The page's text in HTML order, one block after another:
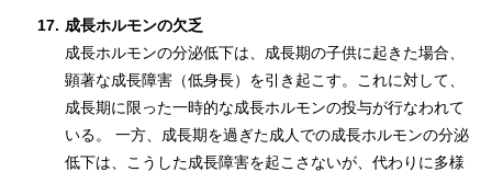
17. 成長ホルモンの欠乏
成長ホルモンの分泌低下は、成長期の子供に起きた場合、
顕著な成長障害（低身長）を引き起こす。これに対して、
成長期に限った一時的な成長ホルモンの投与が行なわれて
いる。 一方、成長期を過ぎた成人での成長ホルモンの分泌
低下は、こうした成長障害を起こさないが、代わりに多様